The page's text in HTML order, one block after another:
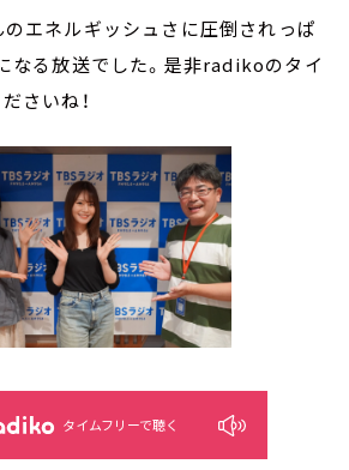
エネルギッシュさに圧倒されっぱ
なる放送でした。是非radikoのタイ
さいね！
タイムフリーで聴く